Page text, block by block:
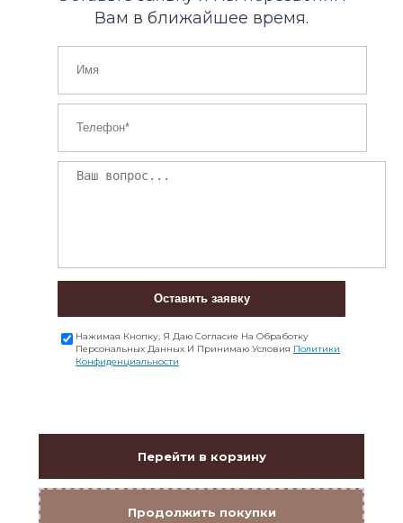
Вам в ближайшее время.
Оставить заявку
Нажимая Кнопку, Я Даю Согласие На Обработку
Персональных Данных И Принимаю Условия Политики
Конфиденциальности
Перейти в корзину
Продолжить покупки